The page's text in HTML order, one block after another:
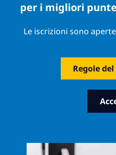
per i migliori
Le iscrizioni sono
Regole